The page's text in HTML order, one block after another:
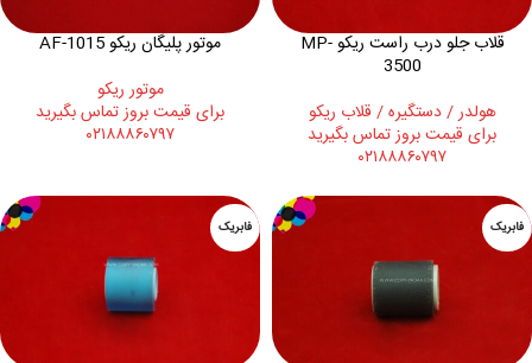
قلاب جلو درب راست ریکو MP-
3500
هولدر / دستگیره / قلاب ریکو
برای قیمت بروز تماس بگیرید
۰۲۱۸۸۸۶۰۷۹۷
موتور پلیگان ریکو AF-1015
موتور ریکو
برای قیمت بروز تماس بگیرید
۰۲۱۸۸۸۶۰۷۹۷
فابریک فابریک